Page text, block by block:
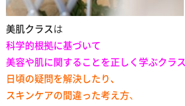
美肌クラス は
科学的根拠に基づいて
美容や肌に関することを正しく学ぶクラス
日頃の疑問を解決したり、
スキンケアの間違った考え方、